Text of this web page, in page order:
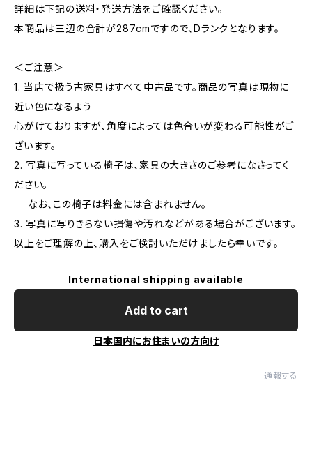
詳細は下記の送料・発送方法をご確認ください。
本商品は三辺の合計が287cmですので、Dランクとなります。
＜ご注意＞
1. 当店で扱う古家具はすべて中古品です。商品の写真は現物に
近い色になるよう
心がけておりますが、角度によっては色合いが変わる可能性がご
ざいます。
2. 写真に写っている椅子は、家具の大きさのご参考になさってく
ださい。
なお、この椅子は料金には含まれません。
3. 写真に写りきらない損傷や汚れなどがある場合がございます。
以上をご理解の上、購入をご検討いただけましたら幸いです。
International shipping available
Add to cart
日本国内にお住まいの方向け
通報する